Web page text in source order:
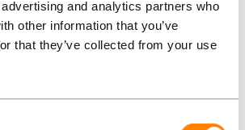
and analytics partners who
other information that you’ve
that they’ve collected from your use